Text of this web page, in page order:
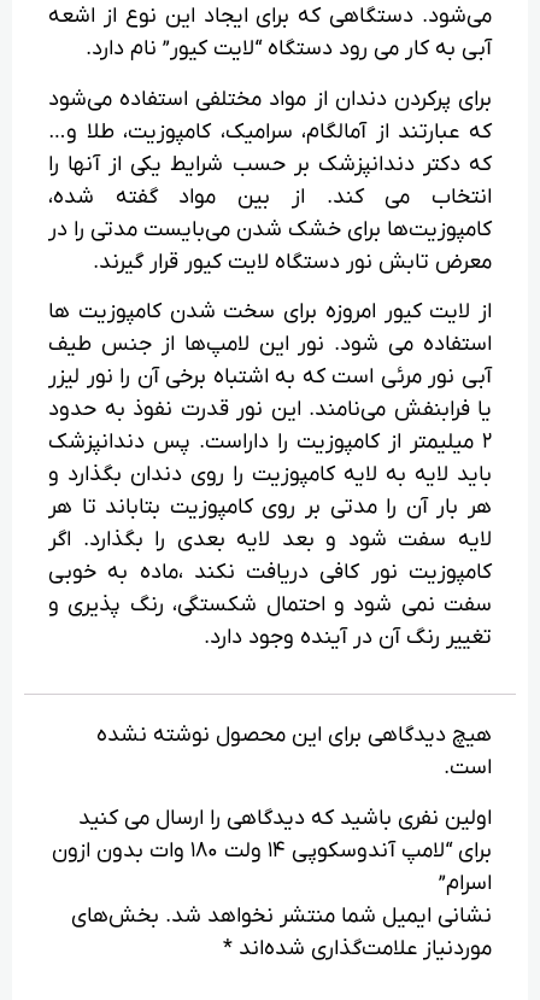
می‌شود. دستگاهی که برای ایجاد این نوع از اشعه
آبی به کار می رود دستگاه “لایت کیور” نام دارد.
برای پرکردن دندان از مواد مختلفی استفاده می‌شود
که عبارتند از آمالگام، سرامیک، کامپوزیت، طلا و…
که دکتر دندانپزشک بر حسب شرایط یکی از آنها را
انتخاب می کند. از بین مواد گفته شده،
کامپوزیت‌ها برای خشک شدن می‌بایست مدتی را در
معرض تابش نور دستگاه لایت کیور قرار گیرند.
از لایت کیور امروزه برای سخت شدن کامپوزیت ها
استفاده می شود. نور این لامپ‌ها از جنس طیف
آبی نور مرئی است که به اشتباه برخی آن را نور لیزر
یا فرابنفش می‌نامند. این نور قدرت نفوذ به حدود
۲ میلیمتر از کامپوزیت را داراست. پس دندانپزشک
باید لایه به لایه کامپوزیت را روی دندان بگذارد و
هر بار آن را مدتی بر روی کامپوزیت بتاباند تا هر
لایه سفت شود و بعد لایه بعدی را بگذارد. اگر
کامپوزیت نور کافی دریافت نکند ،ماده به خوبی
سفت نمی شود و احتمال شکستگی، رنگ پذیری و
تغییر رنگ آن در آینده وجود دارد.
هیچ دیدگاهی برای این محصول نوشته نشده
است.
اولین نفری باشید که دیدگاهی را ارسال می کنید
برای “لامپ آندوسکوپی 14 ولت 180 وات بدون ازون
اسرام”
نشانی ایمیل شما منتشر نخواهد شد. بخش‌های
موردنیاز علامت‌گذاری شده‌اند *